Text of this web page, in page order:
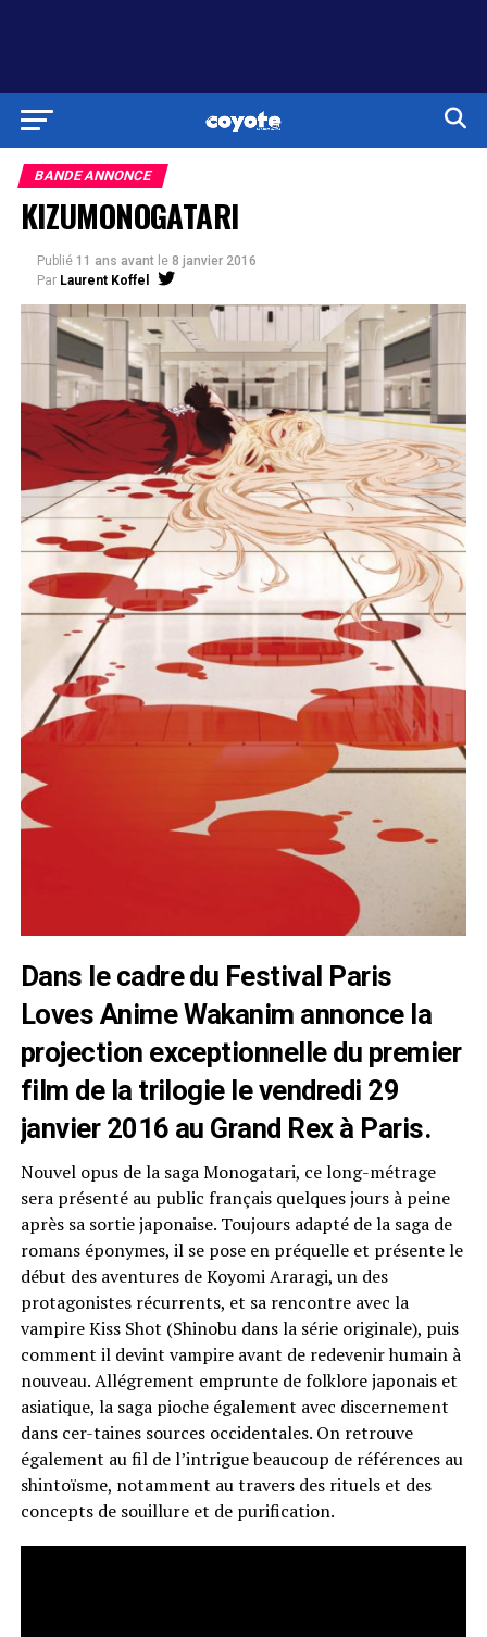
BANDE ANNONCE
KIZUMONOGATARI
Publié 11 ans avant le 8 janvier 2016
Par Laurent Koffel
Dans le cadre du Festival Paris
Loves AnimeWakanim annonce la
projection exceptionnelle du premier
film de la trilogie le vendredi 29
janvier 2016 au Grand Rexà Paris.
Nouvel opus de la saga Monogatari, ce long-métrage
sera présenté au public français quelques jours à peine
après sa sortie japonaise. Toujours adapté de la saga de
romans éponymes, il se pose en préquelle et présente le
début des aventures de Koyomi Araragi, un des
protagonistes récurrents, et sa rencontre avec la
vampire Kiss Shot (Shinobu dans la série originale), puis
comment il devint vampire avant de redevenir humain à
nouveau. Allégrement emprunte de folklore japonais et
asiatique, la saga pioche également avec discernement
dans cer-taines sources occidentales. On retrouve
également au fil de l’intrigue beaucoup de références au
shintoïsme, notamment au travers des rituels et des
concepts de souillure et de purification.